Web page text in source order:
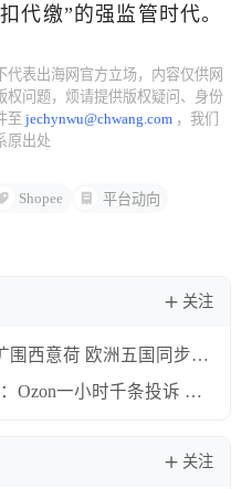
代缴”的强监管时代。
代表出海网官方立场，内容仅供网
权问题，烦请提供版权疑问、身份
至jechynwu@chwang.com ，我们
原出处
Shopee 平台动向
关注
围西意荷 欧洲五国同步上
Ozon一小时千条投诉 电
关注